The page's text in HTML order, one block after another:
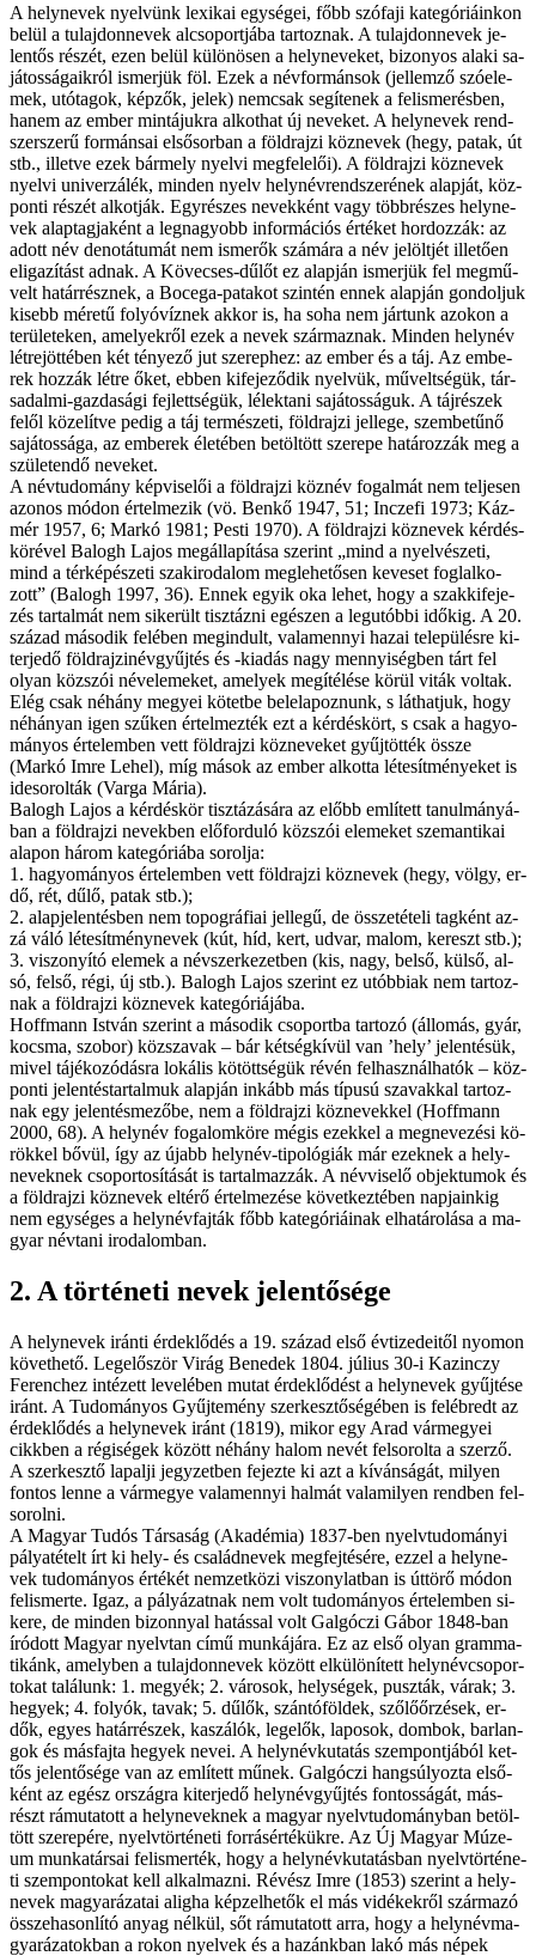
A hely­ne­vek nyel­vünk le­xi­kai egy­sé­gei, főbb szó­fa­ji ka­te­gó­ri­á­in­kon
be­lül a tu­laj­don­ne­vek al­cso­port­já­ba tar­toz­nak. A tu­laj­don­ne­vek je­
len­tős ré­szét, ezen be­lül kü­lö­nö­sen a hely­ne­ve­ket, bi­zo­nyos ala­ki sa­
já­tos­sá­ga­ik­ról is­mer­jük föl. Ezek a név­for­mán­sok (jel­lem­ző szó­ele­
mek, utó­tag­ok, kép­zők, je­lek) nem­csak se­gí­te­nek a fel­is­me­rés­ben,
ha­nem az em­ber min­tá­juk­ra al­kot­hat új ne­ve­ket. A hely­ne­vek rend­
szer­sze­rű for­mán­sai el­ső­sor­ban a föld­raj­zi köz­ne­vek (he­gy, pa­tak, út
stb., il­let­ve ezek bár­mely nyel­vi meg­fe­le­lői). A föld­raj­zi köz­ne­vek
nyel­vi uni­verzálék, min­den nyelv hely­név­rend­sze­ré­nek alap­ját, köz­
pon­ti ré­szét al­kot­ják. Egy­ré­szes ne­vek­ként vagy több­ré­szes hely­ne­
vek alap­tag­ja­ként a leg­na­gyobb in­for­má­ci­ós ér­té­ket hor­doz­zák: az
adott név denotá­tumát nem is­me­rők szá­má­ra a név je­lölt­jét il­le­tő­en
el­iga­zí­tást ad­nak. A Kö­ve­cses-dű­lőt ez alap­ján is­mer­jük fel meg­mű­
velt ha­tár­rész­nek, a Boce­ga-­patakot szin­tén en­nek alap­ján gon­dol­juk
ki­sebb mé­re­tű fo­lyó­víz­nek ak­kor is, ha so­ha nem jár­tunk azo­kon a
te­rü­le­te­ken, ame­lyek­ről ezek a ne­vek szár­maz­nak. Min­den hely­név
lét­re­jöt­té­ben két té­nye­ző jut sze­rep­hez: az em­ber és a táj. Az em­be­
rek hoz­zák lét­re őket, eb­ben ki­fe­je­ző­dik nyel­vük, mű­velt­sé­gük, tár­
sa­dal­mi-gaz­da­sá­gi fej­lett­ség­ük, lé­lek­ta­ni sa­já­tos­sá­guk. A táj­ré­szek
fe­lől kö­ze­lít­ve pe­dig a táj ter­mé­sze­ti, föld­raj­zi jel­le­ge, szem­be­tű­nő
sa­já­tos­sá­ga, az em­be­rek éle­té­ben be­töl­tött sze­re­pe ha­tá­roz­zák meg a
szü­le­ten­dő ne­ve­ket.
A név­tu­do­mány kép­vi­se­lői a föld­raj­zi köz­név fo­gal­mát nem tel­je­sen
azo­nos mó­don ér­tel­me­zik (vö. Benkő 1947, 51; Inczefi 1973; Káz­
mér 1957, 6; Markó 1981; Pes­ti 1970). A föld­raj­zi köz­ne­vek kér­dés­
kö­ré­vel Ba­logh La­jos meg­ál­la­pí­tá­sa sze­rint „mind a nyel­vé­sze­ti,
mind a tér­ké­pé­sze­ti szak­iro­da­lom meg­le­he­tő­sen ke­ve­set fog­lal­ko­
zott” (Ba­logh 1997, 36). En­nek egyik oka le­het, hogy a szak­ki­fe­je­
zés tar­tal­mát nem si­ke­rült tisz­táz­ni egé­szen a leg­utób­bi idő­kig. A 20.
szá­zad má­so­dik fe­lé­ben meg­in­dult, va­la­men­­nyi ha­zai te­le­pü­lés­re ki­
ter­je­dő föl­dra­jz­inév­gyűjtés és -ki­adás nagy men­­nyi­ség­ben tárt fel
olyan köz­szói név­ele­me­ket, ame­lyek meg­íté­lé­se kö­rül vi­ták vol­tak.
Elég csak né­hány me­gyei kö­tet­be be­le­la­poz­nunk, s lát­hat­juk, hogy
né­há­nyan igen szű­ken ér­tel­mez­ték ezt a kér­dés­kört, s csak a ha­gyo­
má­nyos ér­te­lem­ben vett föld­raj­zi köz­ne­ve­ket gyűj­töt­ték ös­­sze
(Markó Im­re Le­hel), míg má­sok az em­ber al­kot­ta lé­te­sít­mé­nye­ket is
ide­so­rol­ták (Var­ga Má­ria).
Ba­logh La­jos a kér­dés­kör tisz­tá­zá­sá­ra az előbb em­lí­tett ta­nul­má­nyá­
ban a föld­raj­zi ne­vek­ben elő­for­du­ló köz­szói ele­me­ket sze­man­ti­kai
ala­pon há­rom ka­te­gó­ri­á­ba so­rol­ja:
1. ha­gyo­má­nyos ér­te­lem­ben vett föld­raj­zi köz­ne­vek (he­gy, völ­gy, er­
dő, rét, dű­lő, pa­tak stb.);
2. alap­je­len­tés­ben nem to­po­grá­fi­ai jel­le­gű, de ös­­sze­té­te­li tag­ként az­
zá vá­ló lé­te­sít­mény­ne­vek (kút, híd, kert, ud­var, ma­lom, ke­reszt stb.);
3. vi­szo­nyí­tó ele­mek a név­szer­ke­zet­ben (kis, nagy, bel­ső, kül­ső, al­
só, fel­ső, ré­gi, új stb.). Ba­logh La­jos sze­rint ez utób­bi­ak nem tar­toz­
nak a föld­raj­zi köz­ne­vek ka­te­gó­ri­á­já­ba.
Hoff­mann Ist­ván sze­rint a má­so­dik cso­port­ba tar­to­zó (ál­lo­más, gyár,
kocs­ma, szo­bor) köz­sza­vak – bár két­ség­kí­vül van ’he­ly’ je­len­té­sük,
mi­vel tá­jé­ko­zó­dás­ra lo­ká­lis kö­tött­sé­gük ré­vén fel­hasz­nál­ha­tók – köz­
pon­ti je­len­tés­tar­tal­muk alap­ján in­kább más tí­pu­sú sza­vak­kal tar­toz­
nak egy je­len­tés­me­ző­be, nem a föld­raj­zi köz­ne­vek­kel (Hoffmann
2000, 68). A hely­név fo­ga­lom­kö­re még­is ezek­kel a meg­ne­ve­zé­si kö­
rök­kel bő­vül, így az újabb hely­név-ti­po­ló­gi­ák már ezek­nek a hely­
ne­vek­nek cso­por­to­sí­tá­sát is tar­tal­maz­zák. A név­vi­se­lő ob­jek­tu­mok és
a föld­raj­zi köz­ne­vek el­té­rő ér­tel­me­zé­se kö­vet­kez­té­ben nap­ja­in­kig
nem egy­sé­ges a hely­név­faj­ták főbb ka­te­gó­ri­á­i­nak el­ha­tá­ro­lá­sa a ma­
gyar név­ta­ni iro­da­lom­ban.
2. A tör­té­ne­ti ne­vek je­len­tő­sé­ge
A hely­ne­vek irán­ti ér­dek­lő­dés a 19. szá­zad el­ső év­ti­ze­de­i­től nyo­mon
kö­vet­he­tő. Leg­elő­ször Vi­rág Be­ne­dek 1804. jú­li­us 30-i Ka­zin­czy
Fe­renc­hez in­té­zett le­ve­lé­ben mu­tat ér­dek­lő­dést a hely­ne­vek gyűj­té­se
irán­t. A Tu­do­má­nyos Gyűj­te­mény szer­kesz­tő­sé­gé­ben is fel­éb­redt az
ér­dek­lő­dés a hely­ne­vek iránt (1819), mi­kor egy Arad vár­me­gyei
cikk­ben a ré­gi­sé­gek kö­zött né­hány ha­lom ne­vét fel­so­rol­ta a szer­ző.
A szer­kesz­tő lap­al­ji jegy­zet­ben fe­jez­te ki azt a kí­ván­sá­gát, mi­lyen
fon­tos len­ne a vár­me­gye va­la­men­­nyi hal­mát va­la­mi­lyen rend­ben fel­
so­rol­ni.
A Ma­gyar Tu­dós Tár­sa­ság (Aka­dé­mia) 1837-ben nyelv­tu­do­má­nyi
pá­lya­té­telt írt ki hely- és csa­lád­ne­vek meg­fej­té­sé­re, ez­zel a hely­ne­
vek tu­do­má­nyos ér­té­két nem­zet­kö­zi vi­szony­lat­ban is út­tö­rő mó­don
fel­is­mer­te. Igaz, a pá­lyá­zat­nak nem volt tu­do­má­nyos ér­te­lem­ben si­
ke­re, de min­den bi­zon­­nyal ha­tás­sal volt Gal­góczi Gá­bor 1848-ban
író­dott Ma­gyar nyelv­tan cí­mű mun­ká­já­ra. Ez az el­ső olyan gram­ma­
ti­kánk, amely­ben a tu­laj­don­ne­vek kö­zött el­kü­lö­ní­tett hely­név­cso­por­
to­kat ta­lá­lunk: 1. me­gyék; 2. vá­ro­sok, hely­sé­gek, pusz­ták, vá­rak; 3.
he­gyek; 4. fo­lyók, ta­vak; 5. dű­lők, szán­tó­föl­dek, sző­lő­őr­zé­sek, er­
dők, egyes ha­tár­ré­szek, ka­szá­lók, le­ge­lők, la­po­sok, dom­bok, bar­lan­
gok és más­faj­ta he­gyek ne­vei. A hely­név­ku­ta­tás szem­pont­já­ból ket­
tős je­len­tő­sé­ge van az em­lí­tett mű­nek. Gal­góczi hang­sú­lyoz­ta el­ső­
ként az egész or­szág­ra ki­ter­je­dő hely­név­gyűj­tés fon­tos­sá­gát, más­
részt rá­mu­ta­tott a hely­ne­vek­nek a ma­gyar nyelv­tu­do­mány­ban be­töl­
tött sze­re­pé­re, nyelv­tör­té­ne­ti for­rás­ér­té­kük­re. Az Új Ma­gyar Mú­ze­
um mun­ka­tár­sai fel­is­mer­ték, hogy a hely­név­ku­ta­tás­ban nyelv­tör­té­ne­
ti szem­pon­to­kat kell al­kal­maz­ni. Ré­vész Im­re (1853) sze­rint a hely­
ne­vek ma­gya­rá­za­tai alig­ha kép­zel­he­tők el más vi­dé­kek­ről szár­ma­zó
ös­­sze­ha­son­lí­tó anyag nél­kül, sőt rá­mu­ta­tott ar­ra, hogy a hely­név­ma­
gya­rá­za­tok­ban a ro­kon nyel­vek és a ha­zánk­ban la­kó más né­pek